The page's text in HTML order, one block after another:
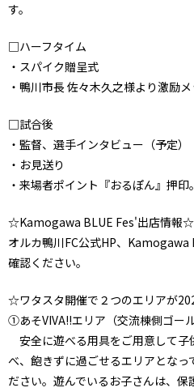
す。
□ハーフタイム
・スパイク贈呈式
・鴨川市長 佐々木久之様より激励
□試合後
・監督、選手インタビュー（予定）
・お見送り
・来場者ポイント『おるぽん』押
☆Kamogawa BLUE Fes'出店情報☆
オルカ鴨川FC公式HP、
確認ください。
☆ワタスタ開催で２つのエリアが
①あそVIVA!!エリア（交流棟側ゴール
安全に遊べる用具をご用意して子
べ、飽きずに過ごせるエリアとなっ
ださい。遊んでいるお子さんは、